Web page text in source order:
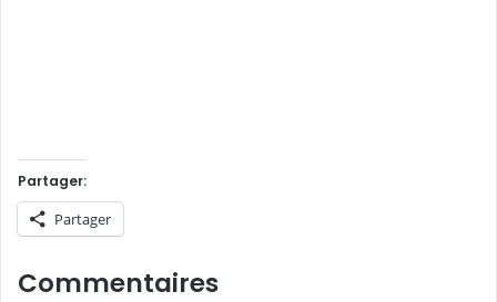
Partager:
Partager
Commentaires